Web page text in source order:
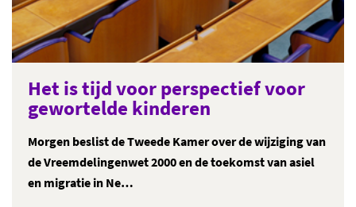
Het is tijd voor perspectief voor
gewortelde kinderen
Morgen beslist de Tweede Kamerover de wijziging van
de Vreemdelingenwet 2000 en de toekomst van asiel
en migratie in Ne…